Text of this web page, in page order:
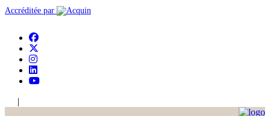
Accréditée par
|